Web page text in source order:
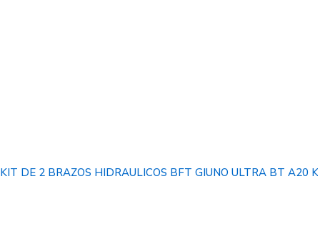
KIT DE 2 BRAZOS HIDRAULICOS BFT GIUNO ULTRA BT A20